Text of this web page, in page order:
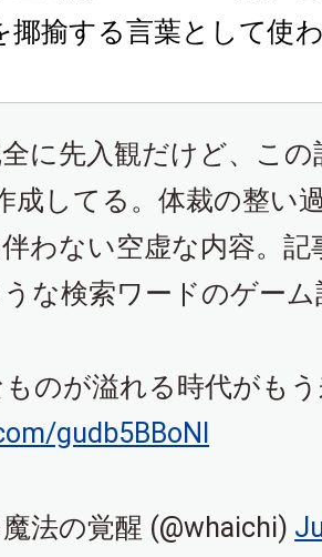
揶揄する言葉として使
に先入観だけど、この
成してる。体裁の整い
わない空虚な内容。記
な検索ワードのゲー
のが溢れる時代がも
gudb5BBoNl
法の覚醒 (@whaichi)